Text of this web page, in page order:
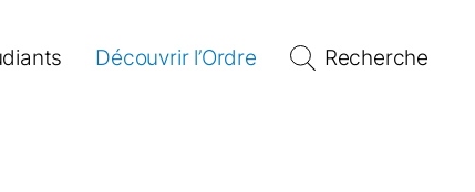
Découvrir l’Ordre Recherche